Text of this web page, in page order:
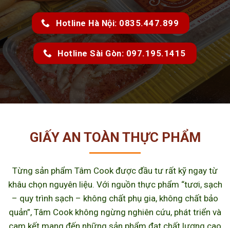
Hotline Hà Nội: 0835.447.899
Hotline Sài Gòn: 097.195.1415
GIẤY AN TOÀN THỰC PHẨM
Từng sản phẩm Tâm Cook được đầu tư rất kỹ ngay từ
khâu chọn nguyên liệu. Với nguồn thực phẩm “tươi, sạch
– quy trình sạch – không chất phụ gia, không chất bảo
quản”, Tâm Cook không ngừng nghiên cứu, phát triển và
cam kết mang đến những sản phẩm đạt chất lượng cao